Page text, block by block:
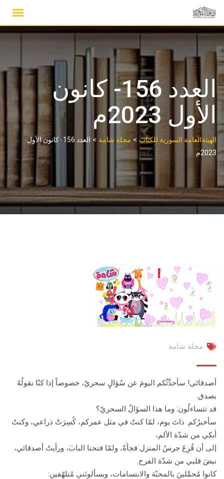
content
العدد 156- كانون
الأول 2023م
الهيئةالعامة السورية للكتاب > مجلة شامة >
العدد 156- كانون الأول
2023م
مجلة شامة
أصدقائي! سأحدِّثُكم اليومَ عن سُؤالٍ سحريّ، خصوصاً إذا كنّا نقولُهُ
بصدق.
قد تتساءلُون: وما هذا السؤالُ السحريّ؟
سأخبرُكم. ذاتَ يوم، لمّا كنتُ في مثل عمركم، كُسِرَتْ ذراعي، وكنتُ
أبكي من شدّة الألم،
إلى أن قُرِعَ جرسُ المنزل فجأةً، ولمّا فتحنا البابَ، ورأيتُ أصدقائي،
نبضَ قلبي من شدّة الفرح.
كانوا مُحمَّلينَ بالمحبّة والابتسامات، ويسألونَني مُتلهّفين: